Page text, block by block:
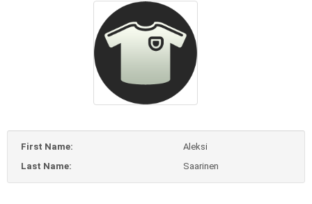
First Name:
Aleksi
Last Name:
Saarinen